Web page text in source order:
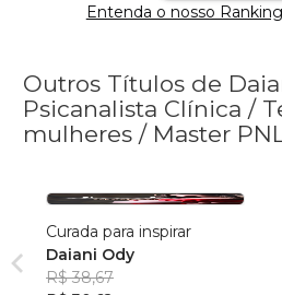
Entenda o nosso
Outros Títulos de
Psicanalista Clínica /
mulheres / Master
Curada para inspirar
Daiani Ody
R$ 38,67